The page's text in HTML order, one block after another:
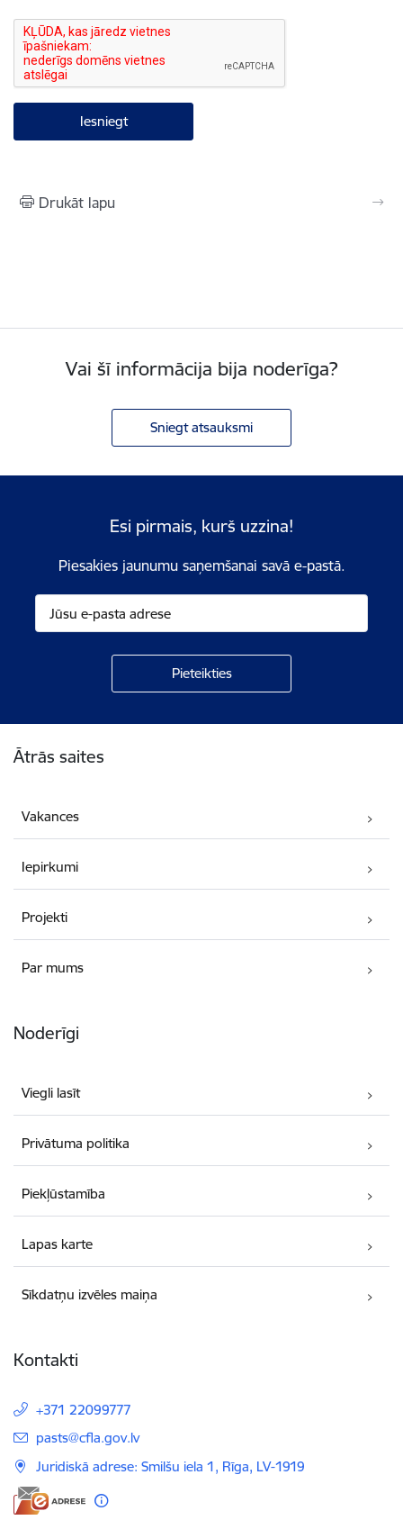
Drukāt lapu
Vai šī informācija bija noderīga?
Sniegt atsauksmi
Esi pirmais, kurš uzzina!
Piesakies jaunumu saņemšanai savā e-pastā.
Ātrās saites
Vakances
Iepirkumi
Projekti
Par mums
Noderīgi
Viegli lasīt
Privātuma politika
Piekļūstamība
Lapas karte
Sīkdatņu izvēles maiņa
Kontakti
+371 22099777
E-pasts:
pasts@cfla.gov.lv
Juridiskā adrese: Smilšu iela 1, Rīga, LV-1919